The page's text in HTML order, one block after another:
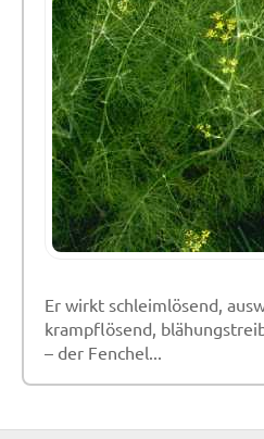
Er wirkt schleimlösend,
krampflösend,
– der Fenchel...